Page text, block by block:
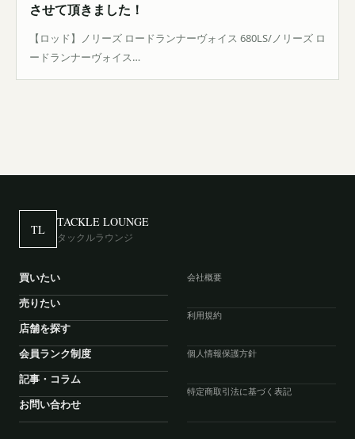
させて頂きました！
【ロッド】ノリーズ ロードランナーヴォイス 680LS/ノリーズ ロ
ードランナーヴォイス…
TL
TACKLE LOUNGE
タックルラウンジ
買いたい
売りたい
店舗を探す
会員ランク制度
記事・コラム
お問い合わせ
会社概要
利用規約
個人情報保護方針
特定商取引法に基づく表記